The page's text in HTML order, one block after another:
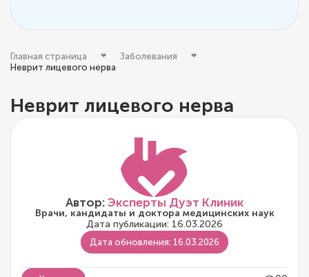
Главная страница
Заболевания
Неврит лицевого нерва
Неврит лицевого нерва
Автор:Эксперты Дуэт Клиник
Врачи, кандидаты и доктора медицинских наук
Дата публикации: 16.03.2026
Дата обновления: 16.03.2026